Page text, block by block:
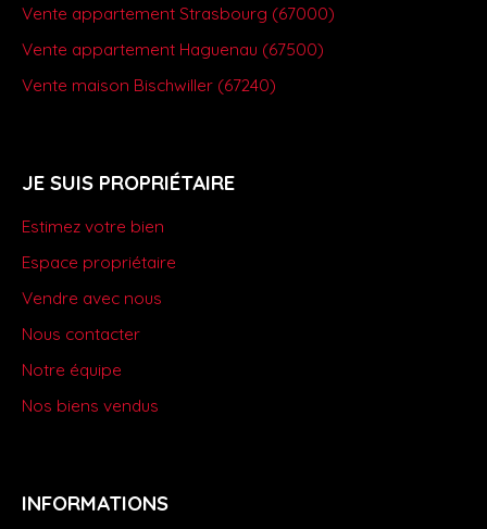
Vente appartement Strasbourg (67000)
Vente appartement Haguenau (67500)
Vente maison Bischwiller (67240)
JE SUIS PROPRIÉTAIRE
Estimez votre bien
Espace propriétaire
Vendre avec nous
Nous contacter
Notre équipe
Nos biens vendus
INFORMATIONS